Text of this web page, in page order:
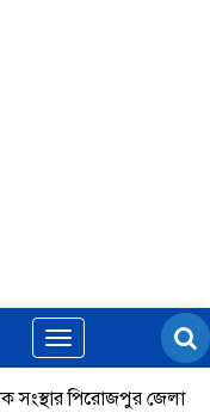
Toggle
navigation
পিরোজপুর জেলা